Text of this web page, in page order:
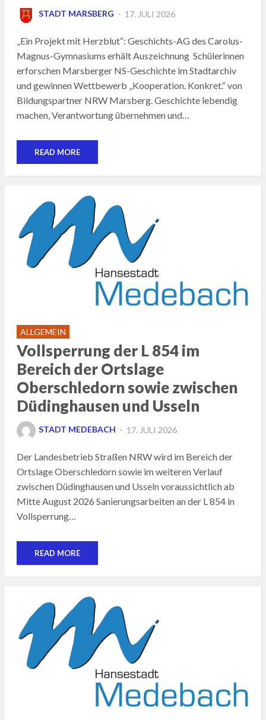
STADT MARSBERG
POSTED
17. JULI 2026
„Ein Projekt mit Herzblut“: Geschichts-AG des Carolus-
Magnus-Gymnasiums erhält Auszeichnung Schülerinnen
erforschen Marsberger NS-Geschichte im Stadtarchiv
und gewinnen Wettbewerb „Kooperation. Konkret.“ von
Bildungspartner NRW Marsberg. Geschichte lebendig
machen, Verantwortung übernehmen und…
READ MORE
ALLGEMEIN
Vollsperrung der L 854 im
Bereich der Ortslage
Oberschledorn sowie zwischen
Düdinghausen und Usseln
STADT MEDEBACH
POSTED
17. JULI 2026
Der Landesbetrieb Straßen NRW wird im Bereich der
Ortslage Oberschledorn sowie im weiteren Verlauf
zwischen Düdinghausen und Usseln voraussichtlich ab
Mitte August 2026 Sanierungsarbeiten an der L 854 in
Vollsperrung…
READ MORE